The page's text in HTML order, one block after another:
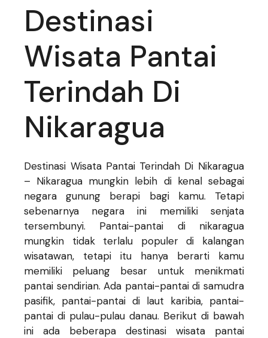
Destinasi
Wisata Pantai
Terindah Di
Nikaragua
Destinasi Wisata Pantai Terindah Di Nikaragua
– Nikaragua mungkin lebih di kenal sebagai
negara gunung berapi bagi kamu. Tetapi
sebenarnya negara ini memiliki senjata
tersembunyi. Pantai-pantai di nikaragua
mungkin tidak terlalu populer di kalangan
wisatawan, tetapi itu hanya berarti kamu
memiliki peluang besar untuk menikmati
pantai sendirian. Ada pantai-pantai di samudra
pasifik, pantai-pantai di laut karibia, pantai-
pantai di pulau-pulau danau. Berikut di bawah
ini ada beberapa destinasi wisata pantai